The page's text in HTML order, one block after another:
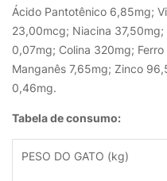
Ácido Pantotênico 6,85mg;
23,00mcg; Niacina
0,07mg; Colina 320mg;
Manganês 7,65mg; Zinco
0,46mg.
Tabela de consumo:
PESO DO GATO (kg)